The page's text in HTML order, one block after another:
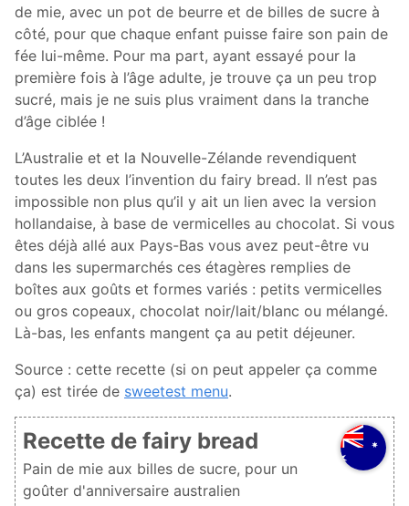
de mie, avec un pot de beurre et de billes de sucre à
côté, pour que chaque enfant puisse faire son pain de
fée lui-même. Pour ma part, ayant essayé pour la
première fois à l’âge adulte, je trouve ça un peu trop
sucré, mais je ne suis plus vraiment dans la tranche
d’âge ciblée !
L’Australie et et la Nouvelle-Zélande revendiquent
toutes les deux l’invention du fairy bread. Il n’est pas
impossible non plus qu’il y ait un lien avec la version
hollandaise, à base de vermicelles au chocolat. Si vous
êtes déjà allé aux Pays-Bas vous avez peut-être vu
dans les supermarchés ces étagères remplies de
boîtes aux goûts et formes variés : petits vermicelles
ou gros copeaux, chocolat noir/lait/blanc ou mélangé.
Là-bas, les enfants mangent ça au petit déjeuner.
Source : cette recette (si on peut appeler ça comme
ça) est tirée de sweetest menu.
Recette de fairy bread
Pain de mie aux billes de sucre, pour un
goûter d'anniversaire australien